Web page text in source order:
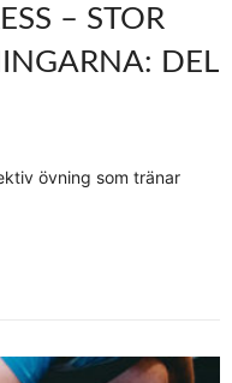
– STOR
DEL
övning som tränar